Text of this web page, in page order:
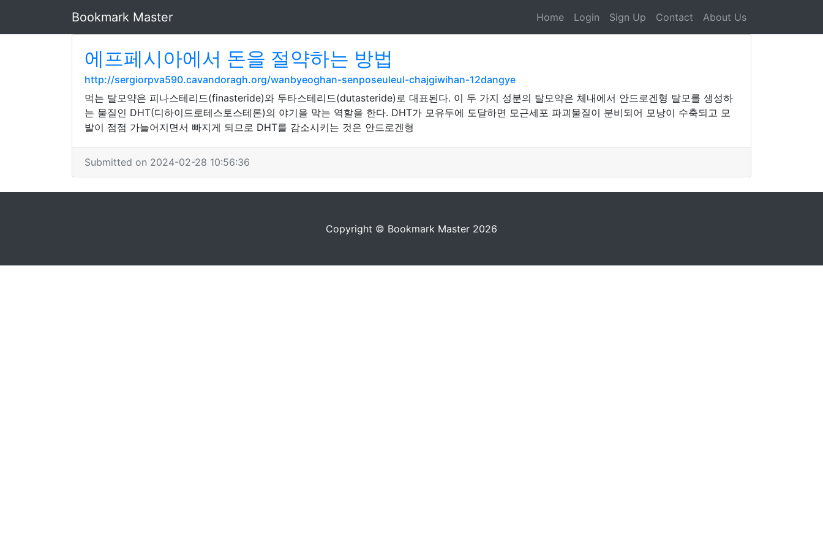
Bookmark Master Home Login Sign Up Contact About Us
에프페시아에서 돈을 절약하는 방법
http://sergiorpva590.cavandoragh.org/wanbyeoghan-senposeuleul-chajgiwihan-12dangye
먹는 탈모약은 피나스테리드(finasteride)와 두타스테리드(dutasteride)로 대표된다. 이 두 가지 성분의 탈모약은 체내에서 안드로겐형 탈모를 생성하
는 물질인 DHT(디하이드로테스토스테론)의 야기을 막는 역할을 한다. DHT가 모유두에 도달하면 모근세포 파괴물질이 분비되어 모낭이 수축되고 모
발이 점점 가늘어지면서 빠지게 되므로 DHT를 감소시키는 것은 안드로겐형
Submitted on 2024-02-28 10:56:36
Copyright © Bookmark Master 2026